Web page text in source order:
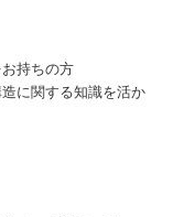
持ちの方
に関する知識を活か